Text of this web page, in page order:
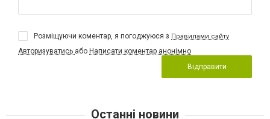
Розміщуючи коментар, я погоджуюся з Правилами сайту
Авторизуватись або Написати коментар анонімно
Відправити
Останні новини